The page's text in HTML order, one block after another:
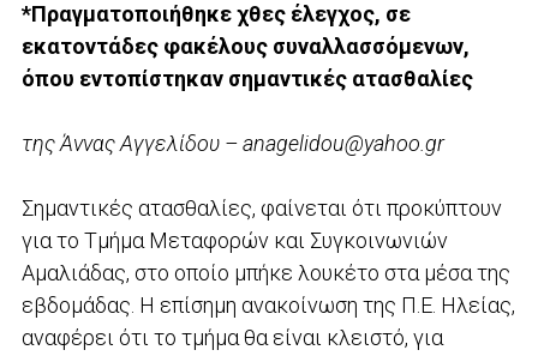
*Πραγματοποιήθηκε χθες έλεγχος, σε
εκατοντάδες φακέλους συναλλασσόμενων,
όπου εντοπίστηκαν σημαντικές ατασθαλίες
της Άννας Αγγελίδου – anagelidou@yahoo.gr
Σημαντικές ατασθαλίες, φαίνεται ότι προκύπτουν
για το Τμήμα Μεταφορών και Συγκοινωνιών
Αμαλιάδας, στο οποίο μπήκε λουκέτο στα μέσα της
εβδομάδας. Η επίσημη ανακοίνωση της Π.Ε. Ηλείας,
αναφέρει ότι το τμήμα θα είναι κλειστό, για